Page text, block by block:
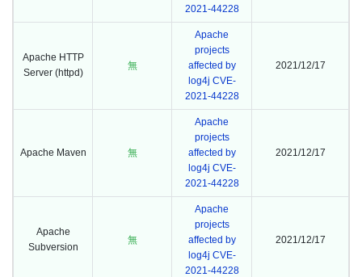
2021-44228
Apache HTTP
Server (httpd)
無
Apache
projects
affected by
log4j CVE-
2021-44228
2021/12/17
Apache Maven 無
Apache
projects
affected by
log4j CVE-
2021-44228
2021/12/17
Apache
Subversion
無
Apache
projects
affected by
log4j CVE-
2021-44228
2021/12/17